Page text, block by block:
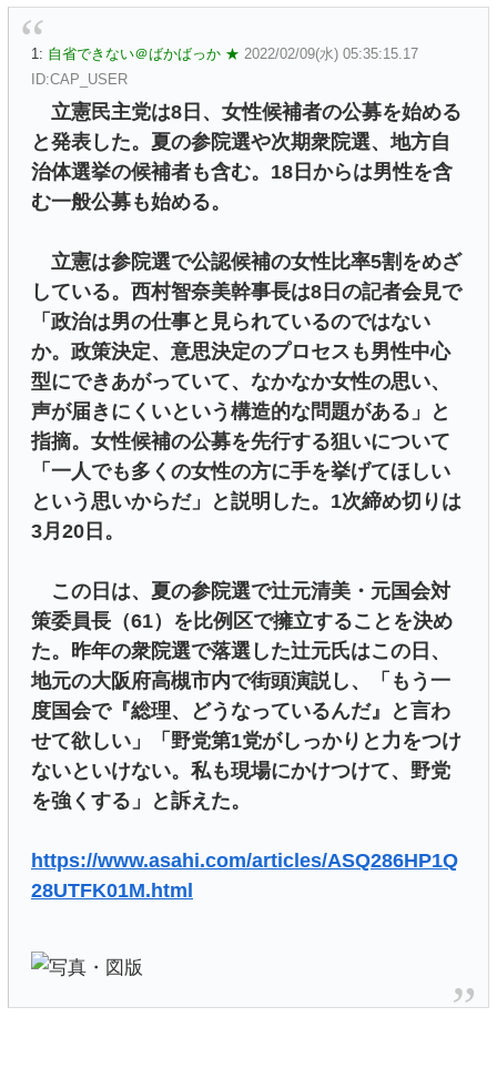
1: 自省できない＠ばかばっか ★ 2022/02/09(水) 05:35:15.17
ID:CAP_USER
立憲民主党は8日、女性候補者の公募を始める
と発表した。夏の参院選や次期衆院選、地方自
治体選挙の候補者も含む。18日からは男性を含
む一般公募も始める。
立憲は参院選で公認候補の女性比率5割をめざ
している。西村智奈美幹事長は8日の記者会見で
「政治は男の仕事と見られているのではない
か。政策決定、意思決定のプロセスも男性中心
型にできあがっていて、なかなか女性の思い、
声が届きにくいという構造的な問題がある」と
指摘。女性候補の公募を先行する狙いについて
「一人でも多くの女性の方に手を挙げてほしい
という思いからだ」と説明した。1次締め切りは
3月20日。
この日は、夏の参院選で辻元清美・元国会対
策委員長（61）を比例区で擁立することを決め
た。昨年の衆院選で落選した辻元氏はこの日、
地元の大阪府高槻市内で街頭演説し、「もう一
度国会で『総理、どうなっているんだ』と言わ
せて欲しい」「野党第1党がしっかりと力をつけ
ないといけない。私も現場にかけつけて、野党
を強くする」と訴えた。
https://www.asahi.com/articles/ASQ286HP1Q
28UTFK01M.html